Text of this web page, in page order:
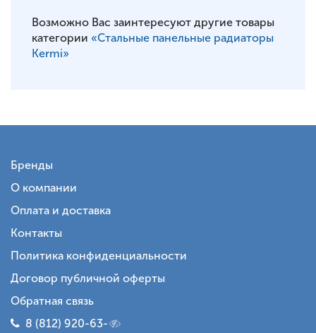
Возможно Вас заинтересуют другие товары
категории «Стальные панельные радиаторы
Kermi»
Бренды
О компании
Оплата и доставка
Контакты
Политика конфиденциальности
Договор публичной оферты
Обратная связь
8 (812) 920-63-